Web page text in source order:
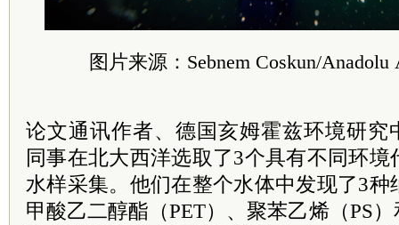
图片来源： Sebnem Coskun/
论文通讯作者、德国亥姆霍兹环境研究
同事在北大西洋选取了3个具有不同环
水样采集。他们在整个水体中发现了3
甲酸乙二醇酯（PET）、聚苯乙烯（PS